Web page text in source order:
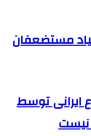
مستضعفان
ایرانی توسط
نیست